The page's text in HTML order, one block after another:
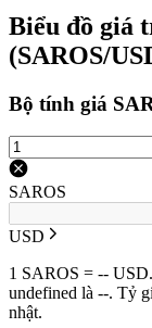
Biểu đồ giá
(SAROS/
Bộ tính giá
SAROS
USD
1 SAROS = --
undefined là --. Tỷ
nhật.